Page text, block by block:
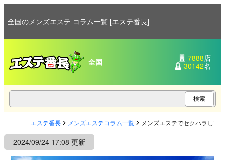
全国のメンズエステ コラム一覧 [エステ番長]
全国 7888店
30142名
エステ番長 メンズエステコラム一覧 メンズエステでセクハラして
2024/09/24 17:08 更新